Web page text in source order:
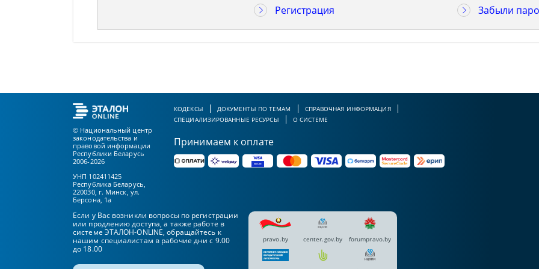
Регистрация Забыли
© Национальный центр
законодательства и
правовой информации
Республики Беларусь
2006-2026
УНП 102411425
Республика Беларусь,
220030, г. Минск, ул.
Берсона, 1а
КОДЕКСЫ ДОКУМЕНТЫ ПО ТЕМАМ
СПРАВОЧНАЯ ИНФОРМАЦИЯ
СПЕЦИАЛИЗИРОВАННЫЕ РЕСУРСЫ
О СИСТЕМЕ
Принимаем к оплате
Если у Вас возникли вопросы по регистрации
или продлению доступа, а также работе в
системе ЭТАЛОН-ONLINE, обращайтесь к
нашим специалистам в рабочие дни с 9.00
до 18.00
pravo.by center.gov.by forumpravo.by